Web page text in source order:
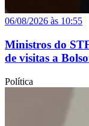
06/08/2026 às 10:55
Ministros do
de visitas a
Política